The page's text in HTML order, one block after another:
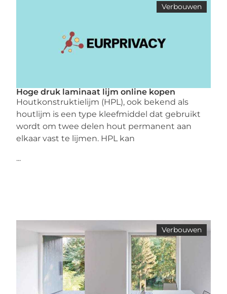
Verbouwen
Hoge druk laminaat lijm online kopen
Houtkonstruktielijm (HPL), ook bekend als
houtlijm is een type kleefmiddel dat gebruikt
wordt om twee delen hout permanent aan
elkaar vast te lijmen. HPL kan
...
Verbouwen